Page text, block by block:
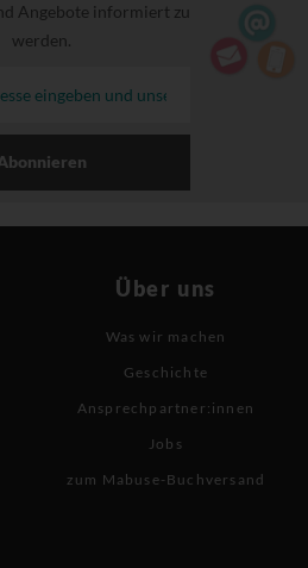
Angebote informiert zu
werden.
Über uns
Was wir machen
Geschichte
Ansprechpartner:innen
Jobs
zum Mabuse-Buchversand